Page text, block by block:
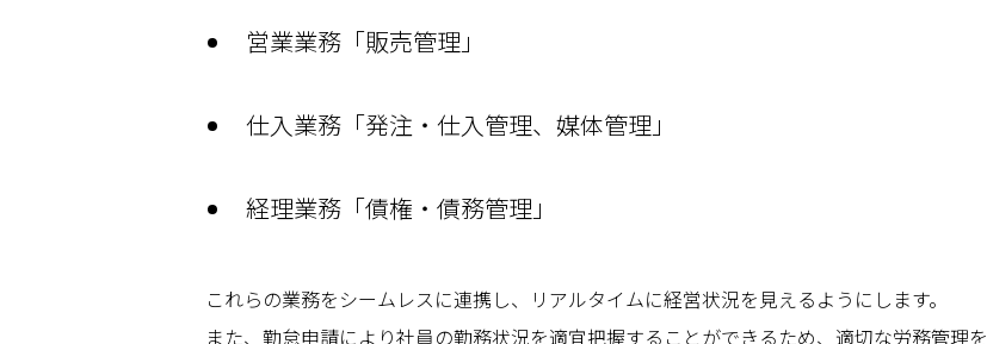
営業業務「販売管理」
仕入業務「発注・仕入管理、媒体管理」
経理業務「債権・債務管理」
これらの業務をシームレスに連携し、リアルタイムに経営状況を見えるようにします。
また、勤怠申請により社員の勤務状況を適宜把握することができるため、適切な労務管理を